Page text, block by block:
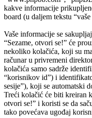
kakve informacije
board (u daljem tekstu
Vaše informacije se
“Sezame, otvori se!” će
nekoliko kolačića, koji su
računar u privremeni
kolačića samo sadrže
“korisnikov id”) i
sesije”), koji se automatski
Treći kolačić će biti kreiran
otvori se!” i koristi se da
tako povećava ugođaj